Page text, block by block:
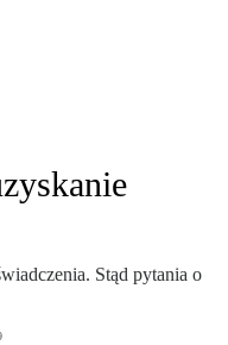
Stąd pytania o